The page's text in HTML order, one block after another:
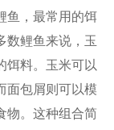
鱼，最常用的饵
数鲤鱼来说，玉
饵料。玉米可以
面包屑则可以模
物。这种组合简